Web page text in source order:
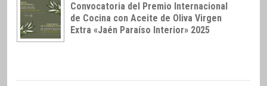
Convocatoria del Premio Internacional
de Cocina con Aceite de Oliva Virgen
Extra «Jaén Paraíso Interior» 2025